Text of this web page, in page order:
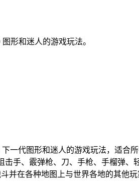
形和迷人的游戏玩法。
一代图形和迷人的游戏玩法，适合所
手、霰弹枪、刀、手枪、手榴弹
在各种地图上与世界各地的其他玩